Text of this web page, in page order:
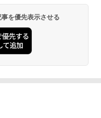
MARUI) No.21 H&K
上エアーHOPハンドガン
トツールシリーズ No.123
ー (ゲートカット用) プラ
74123
を優先表示させる